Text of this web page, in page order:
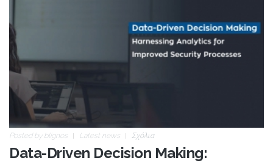
Posted by blignos Latest news Σχόλια
Data-Driven Decision Making: